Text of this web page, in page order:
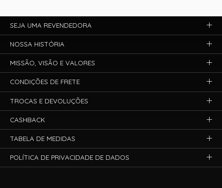
SEJA UMA REVENDEDORA
NOSSA HISTÓRIA
MISSÃO, VISÃO E VALORES
CONDIÇÕES DE FRETE
TROCAS E DEVOLUÇÕES
CASHBACK
TABELA DE MEDIDAS
POLÍTICA DE PRIVACIDADE DE DADOS